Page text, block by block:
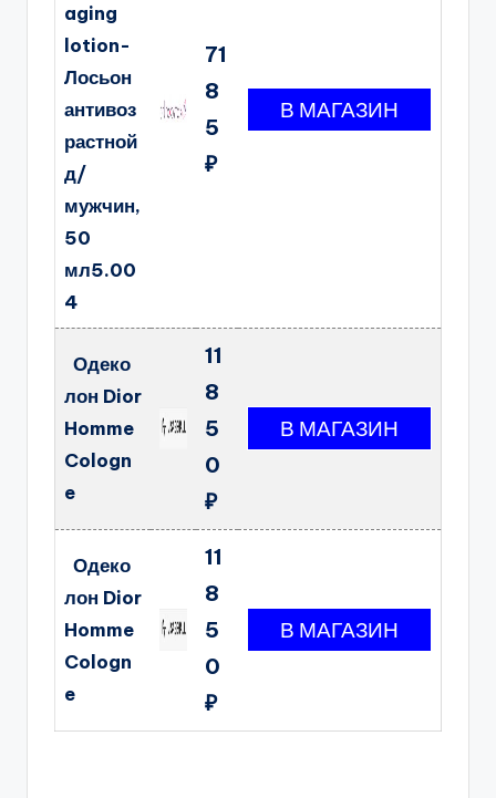
aging
lotion-
Лосьон
антивоз
растной
д/
мужчин,
50
мл5.00
4
71
8
5
₽
Одеко
лон Dior
Homme
Cologn
e
11
8
5
0
₽
Одеко
лон Dior
Homme
Cologn
e
11
8
5
0
₽